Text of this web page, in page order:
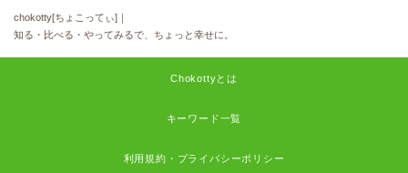
chokotty[ちょこってぃ]｜
知る・比べる・やってみるで、ちょっと幸せに。
Chokottyとは
キーワード一覧
利用規約・プライバシーポリシー